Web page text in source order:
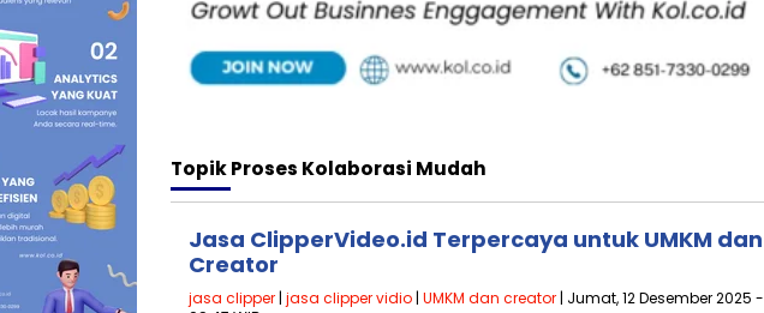
TopikProses Kolaborasi Mudah
Jasa ClipperVideo.id Terpercaya untuk UMKM dan
Creator
jasa clipper | jasa clipper vidio | UMKM dan creator | Jumat, 12 Desember 2025 -